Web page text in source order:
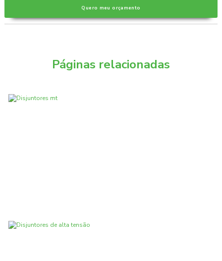
Quero meu orçamento
Páginas relacionadas